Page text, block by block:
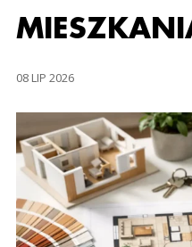
08 LIP 2026